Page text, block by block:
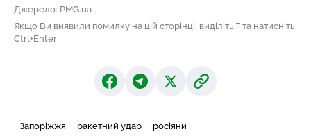
Джерело: PMG.ua
Якщо Ви виявили помилку на цій сторінці, виділіть її та натисніть
Ctrl+Enter
Запоріжжя ракетний удар
росіяни